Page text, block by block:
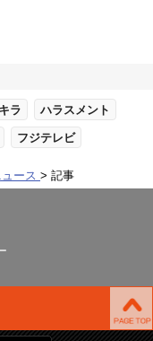
ラ ハラスメント
フジテレビ
ース 記事